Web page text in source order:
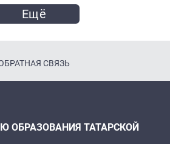
Ещё
СВЯЗЬ
ОБРАЗОВАНИЯ ТАТАРСКОЙ